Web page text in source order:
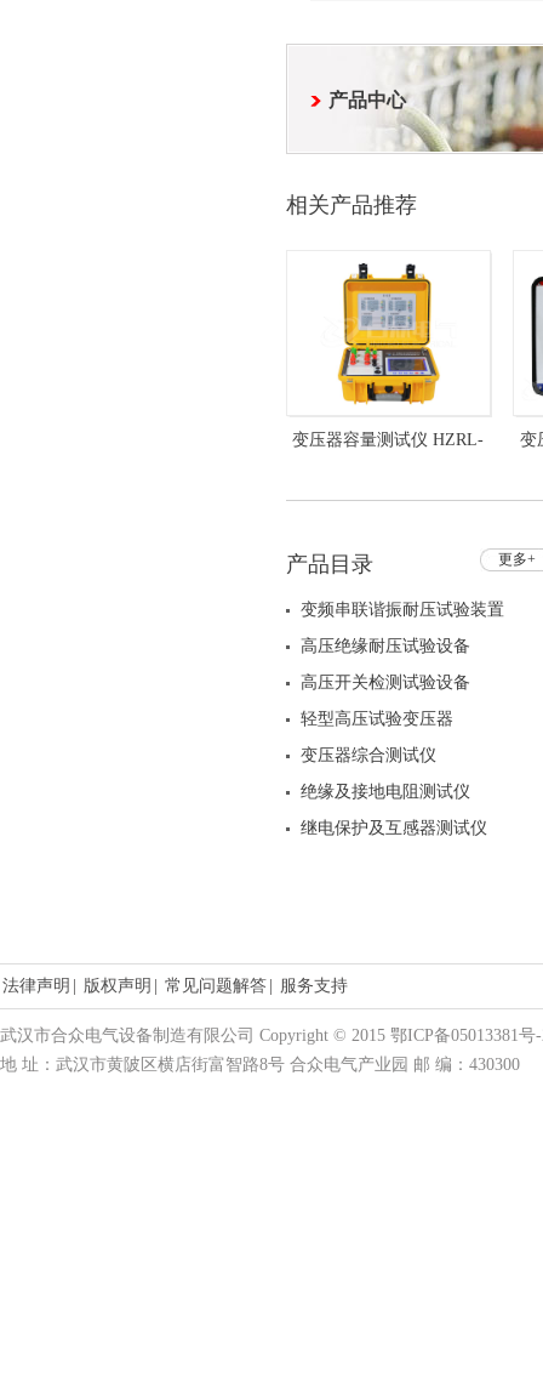
产品中心
相关产品推荐
变压器容量测试仪 HZRL- 变
更多+
产品目录
变频串联谐振耐压试验装置
高压绝缘耐压试验设备
高压开关检测试验设备
轻型高压试验变压器
变压器综合测试仪
绝缘及接地电阻测试仪
继电保护及互感器测试仪
法律声明 版权声明 常见问题解答 服务支持
武汉市合众电气设备制造有限公司 Copyright © 2015 鄂ICP备05013381号
地 址：武汉市黄陂区横店街富智路8号 合众电气产业园 邮 编：430300